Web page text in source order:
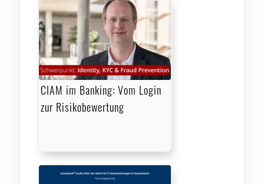
CIAM im Banking: Vom Login
zur Risikobewertung